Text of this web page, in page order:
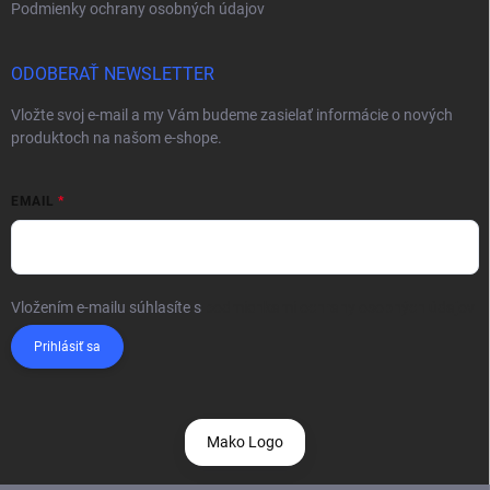
Podmienky ochrany osobných údajov
ODOBERAŤ NEWSLETTER
Vložte svoj e-mail a my Vám budeme zasielať informácie o nových
produktoch na našom e-shope.
EMAIL
Vložením e-mailu súhlasíte s
Prihlásiť sa
Mako Logo